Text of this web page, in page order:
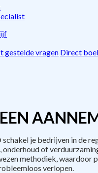
gestelde vragen Direct
je bedrijven in de
onderhoud of
methodiek, waardoor
verlopen.